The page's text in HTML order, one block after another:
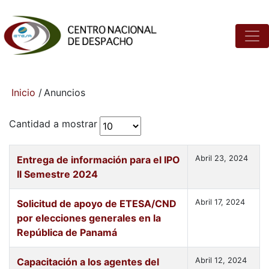
Inicio /Anuncios
Cantidad a mostrar
Entrega de información para el IPO
II Semestre 2024
Abril 23, 2024
Solicitud de apoyo de ETESA/CND
por elecciones generales en la
República de Panamá
Abril 17, 2024
Capacitación a los agentes del
Abril 12, 2024